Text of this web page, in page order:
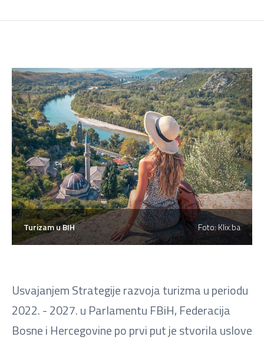
Turizam u BIH Foto: Klix.ba
Usvajanjem Strategije razvoja turizma u periodu
2022. - 2027. u Parlamentu FBiH, Federacija
Bosne i Hercegovine po prvi put je stvorila uslove